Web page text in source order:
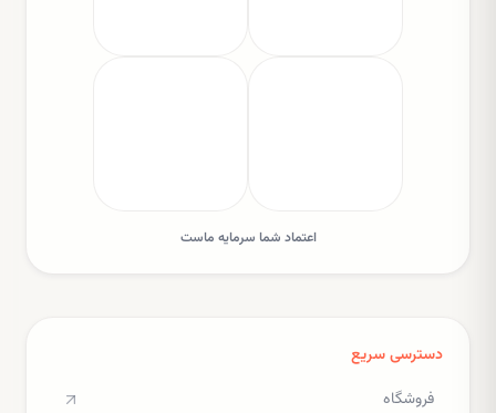
اعتماد شما سرمایه ماست
دسترسی سریع
فروشگاه